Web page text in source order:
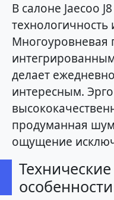
В салоне Jaecoo
Многоуровневая
делает
интересным.
продуманная
ощущение
особенности